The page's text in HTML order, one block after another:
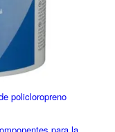
policloropreno